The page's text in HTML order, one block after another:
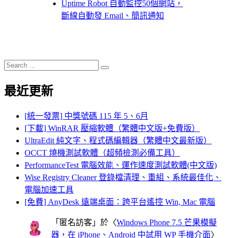
Uptime Robot 自動監控50個網站，
斷線自動發 Email、簡訊通知
Search
for:
Search
最近更新
[統一發票] 中獎號碼 115 年 5、6月
[下載] WinRAR 壓縮軟體（繁體中文版+免費版）
UltraEdit 純文字、程式碼編輯器（繁體中文最新版）
OCCT 燒機測試軟體（超頻檢測必備工具）
PerformanceTest 電腦效能、運作速度測試軟體(中文版)
Wise Registry Cleaner 登錄檔清理、重組、系統最佳化、
電腦加速工具
[免費] AnyDesk 遠端桌面：跨平台遙控 Win, Mac 電腦
「 匿名訪客 」於〈Windows Phone 7.5 芒果模擬
器，在 iPhone、Android 中試用 WP 手機介面〉